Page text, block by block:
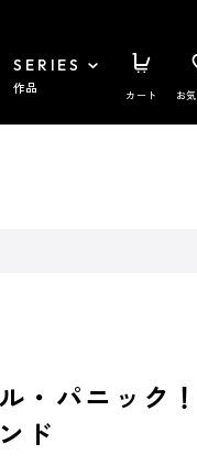
SERIES
作品 カート お
・パニック
ド